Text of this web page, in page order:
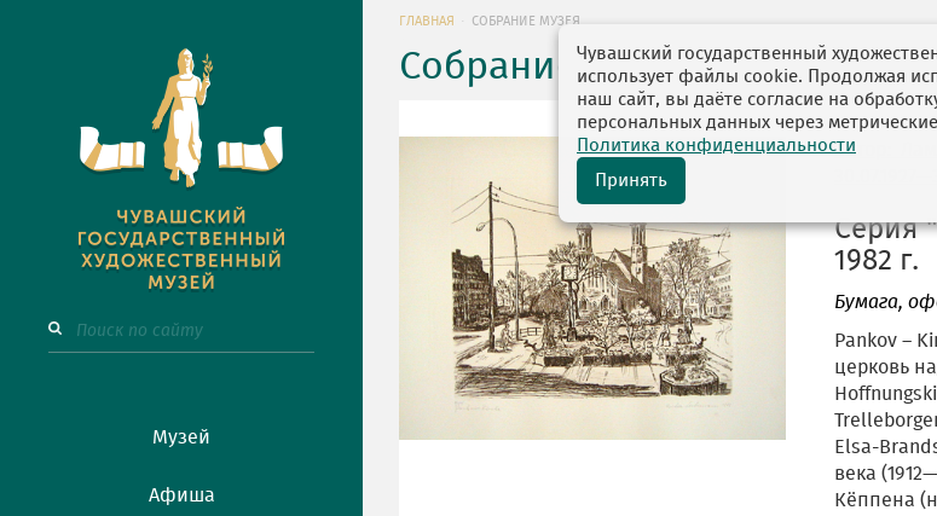
Музей
Афиша
ГЛАВНАЯ СОБРАНИЕ МУЗЕЯ
Собрание музея
автор:
Серия
1982 г.
Бумага,
Pankov –
церковь
Elsa-
века
Кёппена
Чувашский государственный
использует файлы cookie. Продолжая
наш сайт, вы даёте согласие на
персональных данных через
Политика конфиденциальности
Принять